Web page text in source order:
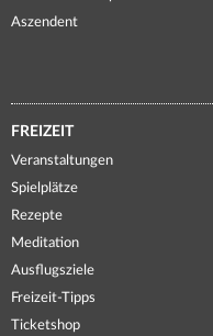
Aszendent
FREIZEIT
Veranstaltungen
Spielplätze
Rezepte
Meditation
Ausflugsziele
Freizeit-Tipps
Ticketshop